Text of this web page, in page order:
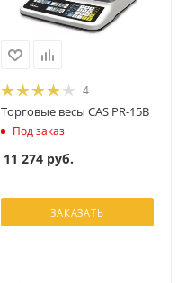
4
Торговые весы CAS PR-15B
Под заказ
11 274 руб.
ЗАКАЗАТЬ